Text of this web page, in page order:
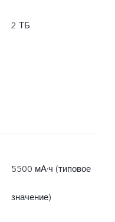
2 ТБ
5500 мА·ч (типовое
значение)